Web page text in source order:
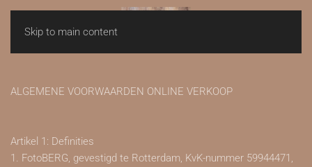
Skip to main content
ALGEMENE VOORWAARDEN ONLINE VERKOOP
Artikel 1: Definities
1. FotoBERG, gevestigd te Rotterdam, KvK-nummer 59944471,